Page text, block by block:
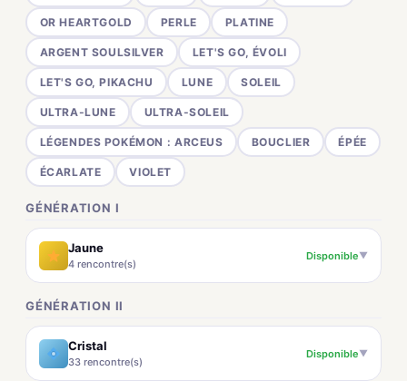
OR HEARTGOLD PERLE PLATINE
ARGENT SOULSILVER LET'S GO, ÉVOLI
LET'S GO, PIKACHU LUNE SOLEIL
ULTRA-LUNE ULTRA-SOLEIL
LÉGENDES POKÉMON : ARCEUS BOUCLIER ÉPÉE
ÉCARLATE VIOLET
GÉNÉRATION I
Jaune
4 rencontre(s)
Disponible▼
GÉNÉRATION II
Cristal
33 rencontre(s)
Disponible▼